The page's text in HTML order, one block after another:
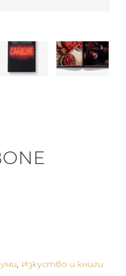
, Изкуство и книги